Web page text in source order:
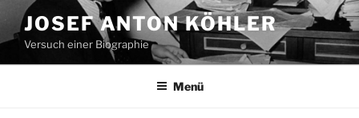
Inhalt
springen
JOSEF ANTON KÖHLER
Versuch einer Biographie
Menü